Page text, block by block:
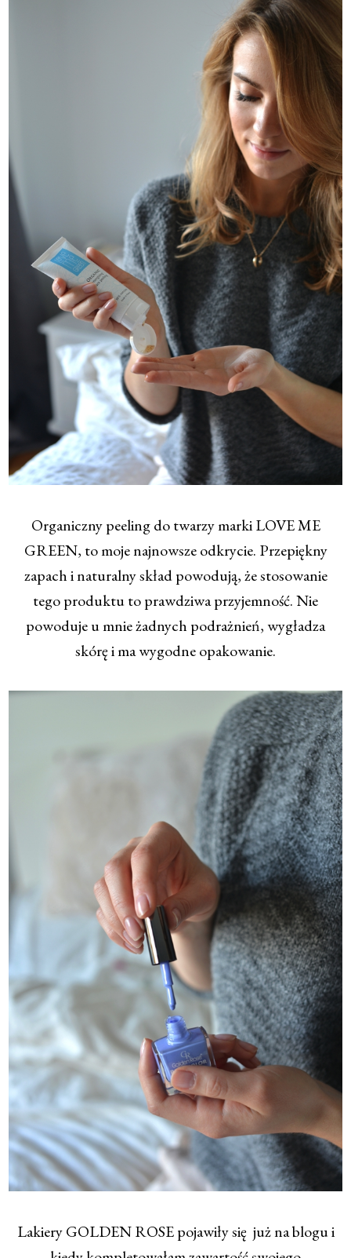
Organiczny peeling do twarzy marki LOVE ME
GREEN, to moje najnowsze odkrycie. Przepiękny
zapach i naturalny skład powodują, że stosowanie
tego produktu to prawdziwa przyjemność. Nie
powoduje u mnie żadnych podrażnień, wygładza
skórę i ma wygodne opakowanie.
Lakiery GOLDEN ROSE pojawiły się już na blogu i